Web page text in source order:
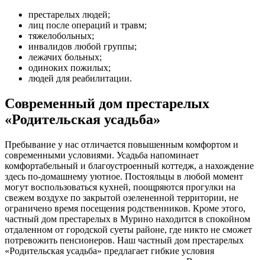
престарелых людей;
лиц после операций и травм;
тяжелобольных;
инвалидов любой группы;
лежачих больных;
одиноких пожилых;
людей для реабилитации.
Современный дом престарелых
«Родительская усадьба»
Пребывание у нас отличается повышенным комфортом и
современными условиями. Усадьба напоминает
комфортабельный и благоустроенный коттедж, а нахождение
здесь по-домашнему уютное. Постояльцы в любой момент
могут воспользоваться кухней, поощряются прогулки на
свежем воздухе по закрытой озелененной территории, не
ограничено время посещения родственников. Кроме этого,
частный дом престарелых в Мурино находится в спокойном
отдаленном от городской суеты районе, где никто не сможет
потревожить пенсионеров. Наш частный дом престарелых
«Родительская усадьба» предлагает гибкие условия